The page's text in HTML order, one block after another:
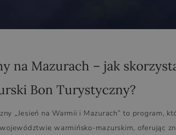
na Mazurach – jak
Bon Turystyczny?
„Jesień na Warmii i Mazurach” to program,
warmińsko-mazurskim, oferując